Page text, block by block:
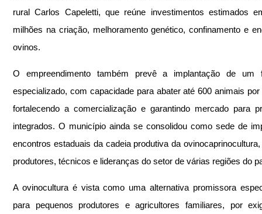
rural Carlos Capeletti, que reúne investimentos estimados
milhões na criação, melhoramento genético, confinamento e
ovinos.
O empreendimento também prevê a implantação de um
especializado, com capacidade para abater até 600 animais
fortalecendo a comercialização e garantindo mercado para
integrados. O município ainda se consolidou como sede de
encontros estaduais da cadeia produtiva da
produtores, técnicos e lideranças do setor de várias regiões do
A ovinocultura é vista como uma alternativa promissora
para pequenos produtores e agricultores familiares, por